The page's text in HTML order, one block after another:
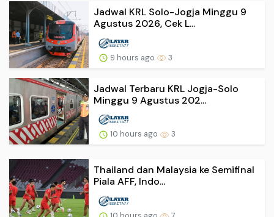
Jadwal KRL Solo-Jogja Minggu 9
Agustus 2026, Cek L...
9 hours ago 3
Jadwal Terbaru KRL Jogja-Solo
Minggu 9 Agustus 202...
10 hours ago 3
Thailand dan Malaysia ke Semifinal
Piala AFF, Indo...